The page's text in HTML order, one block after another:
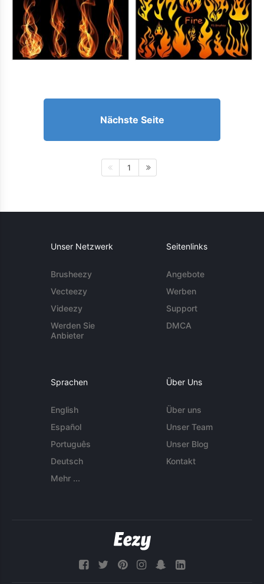
Nächste Seite
1
Unser Netzwerk
Brusheezy
Vecteezy
Videezy
Werden Sie
Anbieter
Seitenlinks
Angebote
Werben
Support
DMCA
Sprachen
English
Español
Português
Deutsch
Mehr ...
Über Uns
Über uns
Unser Team
Unser Blog
Kontakt